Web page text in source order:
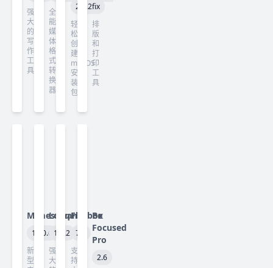
强
大
的
写
作
工
具
全
能
媒
体
格
式
转
换
器
2.0.2
轻
松
创
建
macOS
安
装
包
fix
排
版
和
打
印
工
具
Mimestream
1.10.6
新
型
Looq
1.7.2
强
大
Flacbox
7.6
支
持
Be
Focused
Pro
2.6